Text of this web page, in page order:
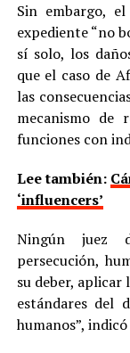
Sin embargo,
expediente “no
sí solo, los
que el caso de
las
mecanismo de
funciones con
Lee también:
‘influencers’
Ningún juez
persecución,
su deber, aplicar
estándares del
humanos”,